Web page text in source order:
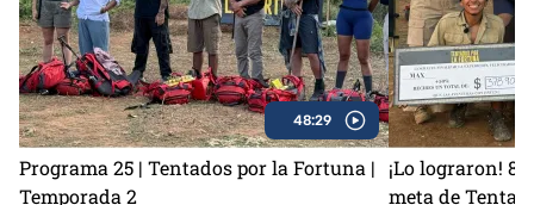
48:29
Programa 25 | Tentados por la Fortuna |
Temporada 2
¡Lo lograron! 8
meta de